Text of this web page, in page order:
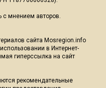
с мнением авторов.
сайта Mosregion.info
в Интернет-
гиперссылка на сайт
рекомендательные